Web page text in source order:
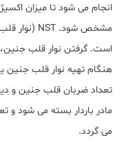
انجام می شود تا میزان
تعداد ضربان قلب جنین و
مادر باردار بسته می شود
می گردد.